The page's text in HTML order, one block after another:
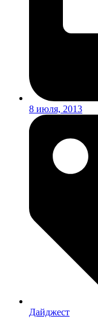
8 июля, 2013
Дайджест